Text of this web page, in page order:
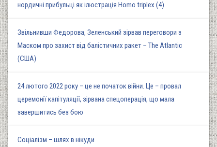
нордичні прибульці як ілюстрація Homo triplex (4)
Звільнивши Федорова, Зеленський зірвав переговори з
Маском про захист від балістичних ракет – The Atlantic
(США)
24 лютого 2022 року – це не початок війни. Це – провал
церемонії капітуляції, зірвана спецоперація, що мала
завершитись без бою
Соціалізм – шлях в нікуди